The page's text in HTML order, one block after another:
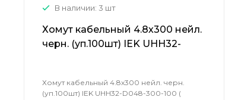
В наличии: 3 шт
Хомут кабельный 4.8х300 нейл.
черн. (уп.100шт) IEK UHH32-
Хомут кабельный 4.8х300 нейл. черн.
(уп.100шт) IEK UHH32-D048-300-100 (